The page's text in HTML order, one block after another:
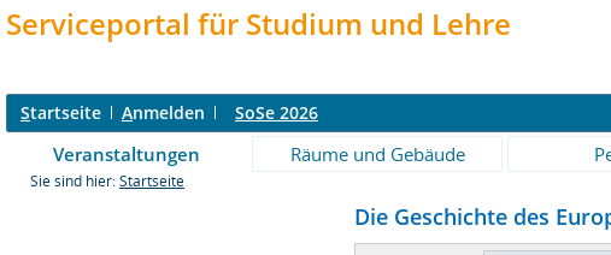
Serviceportal für Studium und Lehre
Startseite Anmelden SoSe 2026
Veranstaltungen Räume und Gebäude
Sie sind hier: Startseite
Die Geschichte des